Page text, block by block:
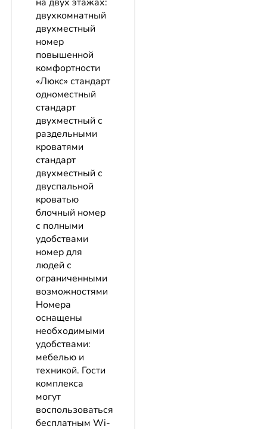
двухкомнатный
двухместный
номер
повышенной
комфортности
«Люкс» стандарт
одноместный
стандарт
двухместный с
раздельными
кроватями
стандарт
двухместный с
двуспальной
кроватью
блочный номер
с полными
удобствами
номер для
людей с
ограниченными
возможностями
Номера
оснащены
необходимыми
удобствами:
мебелью и
техникой. Гости
комплекса
могут
воспользоваться
бесплатным Wi-